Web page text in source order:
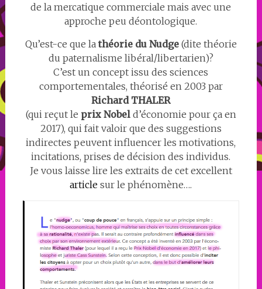
de la mercatique commerciale mais avec une
approche peu déontologique.
Qu’est-ce que lathéorie du Nudge(dite théorie
du paternalisme libéral/libertarien)?
C’est un concept issu des sciences
comportementales, théorisé en 2003 par
Richard THALER
(qui reçut le prix Nobeld’économie pour ça en
2017), qui fait valoir que des suggestions
indirectes peuvent influencer les motivations,
incitations, prises de décision des individus.
Je vous laisse lire les extraits de cet excellent
article sur le phénomène….